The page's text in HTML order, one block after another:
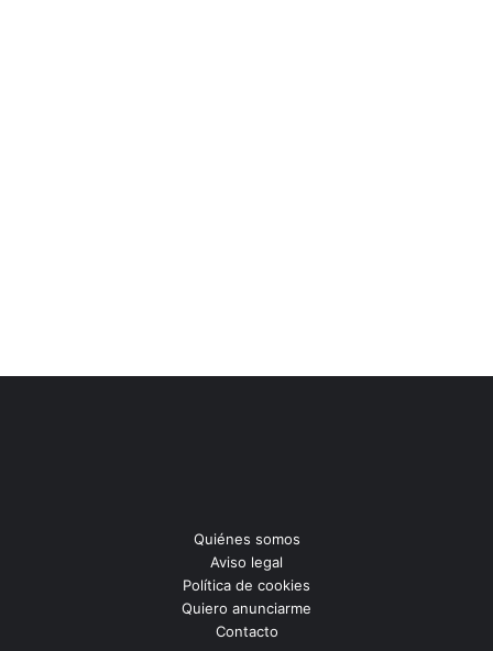
Quiénes somos
Aviso legal
Política de cookies
Quiero anunciarme
Contacto